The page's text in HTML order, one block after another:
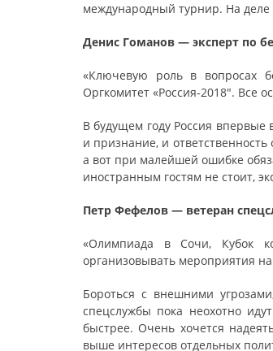
международный турнир. На
Денис Гоманов — эксперт по
«Ключевую роль в вопросах
Оргкомитет «Россия-2018″. Все
В будущем году Россия впервые
и признание, и
а вот при малейшей ошибке
иностранным гостям не стоит,
Петр Фефелов — ветеран
«Олимпиада в Сочи, Кубок
организовывать мероприятия
Бороться с внешними
спецслужбы пока неохотно
быстрее. Очень хочется
выше интересов отдельных